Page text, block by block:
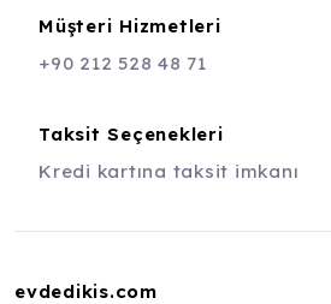
Müşteri Hizmetleri
+90 212 528 48 71
Taksit Seçenekleri
Kredi kartına taksit imkanı
evdedikis.com